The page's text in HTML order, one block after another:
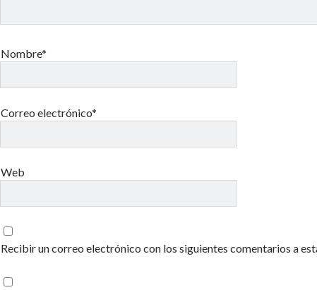
Nombre*
Correo electrónico*
Web
Recibir un correo electrónico con los siguientes comentarios a